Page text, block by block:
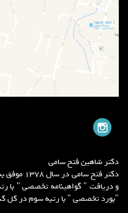
دکتر شاهین فتح سامی
دکتر فتح
و دریافت " گواهینامه تخصصی " با
"بورد تخصصی " با رتبه سوم در کل